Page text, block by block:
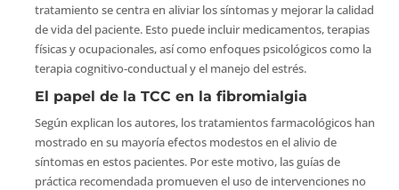
tratamiento se centra en aliviar los síntomas y mejorar la calidad
de vida del paciente. Esto puede incluir medicamentos, terapias
físicas y ocupacionales, así como enfoques psicológicos como la
terapia cognitivo-conductual y el manejo del estrés.
El papel de la TCC en la fibromialgia
Según explican los autores, los tratamientos farmacológicos han
mostrado en su mayoría efectos modestos en el alivio de
síntomas en estos pacientes. Por este motivo, las guías de
práctica recomendada promueven el uso de intervenciones no